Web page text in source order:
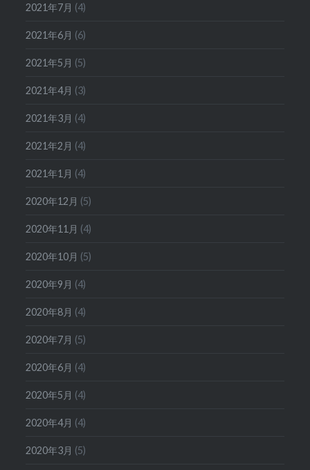
2021年7月 (4)
2021年6月 (6)
2021年5月 (5)
2021年4月 (3)
2021年3月 (4)
2021年2月 (4)
2021年1月 (4)
2020年12月 (5)
2020年11月 (4)
2020年10月 (5)
2020年9月 (4)
2020年8月 (4)
2020年7月 (5)
2020年6月 (4)
2020年5月 (4)
2020年4月 (4)
2020年3月 (5)